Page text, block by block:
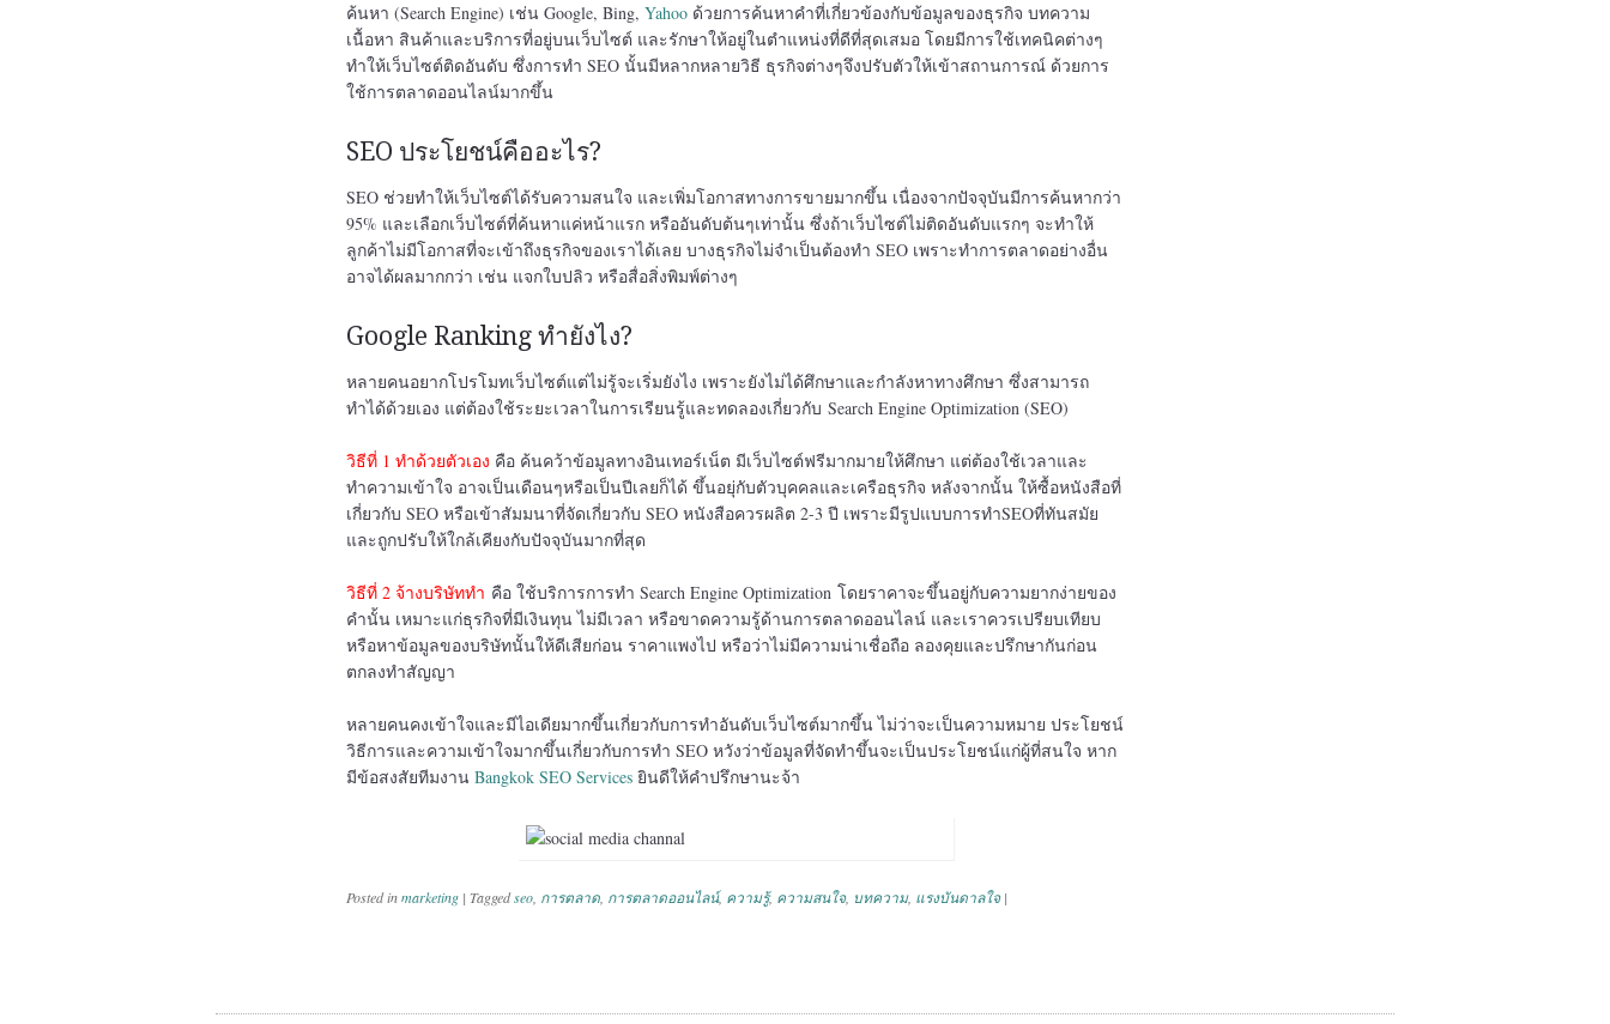
ค้นหา (Search Engine) เช่น Google, Bing, Yahooด้วยการค้นหาคำที่เกี่ยวข้องกับข้อมูลของธุรกิจ บทความ
เนื้อหา สินค้าและบริการที่อยู่บนเว็บไซต์ และรักษาให้อยู่ในตำแหน่งที่ดีที่สุดเสมอ โดยมีการใช้เทคนิคต่างๆ
ทำให้เว็บไซต์ติดอันดับ ซึ่งการทำ SEO นั้นมีหลากหลายวิธี ธุรกิจต่างๆจึงปรับตัวให้เข้าสถานการณ์ ด้วยการ
ใช้การตลาดออนไลน์มากขึ้น
SEO ประโยชน์คืออะไร?
SEO ช่วยทำให้เว็บไซต์ได้รับความสนใจ และเพิ่มโอกาสทางการขายมากขึ้น เนื่องจากปัจจุบันมีการค้นหากว่า
95% และเลือกเว็บไซต์ที่ค้นหาแค่หน้าแรก หรืออันดับต้นๆเท่านั้น ซึ่งถ้าเว็บไซต์ไม่ติดอันดับแรกๆ จะทำให้
ลูกค้าไม่มีโอกาสที่จะเข้าถึงธุรกิจของเราได้เลย บางธุรกิจไม่จำเป็นต้องทำ SEO เพราะทำการตลาดอย่างอื่น
อาจได้ผลมากกว่า เช่น แจกใบปลิว หรือสื่อสิ่งพิมพ์ต่างๆ
Google Ranking ทำยังไง?
หลายคนอยากโปรโมทเว็บไซต์แต่ไม่รู้จะเริ่มยังไง เพราะยังไม่ได้ศึกษาและกำลังหาทางศึกษา ซึ่งสามารถ
ทำได้ด้วยเอง แต่ต้องใช้ระยะเวลาในการเรียนรู้และทดลองเกี่ยวกับ Search Engine Optimization (SEO)
วิธีที่ 1 ทำด้วยตัวเอง คือ ค้นคว้าข้อมูลทางอินเทอร์เน็ต มีเว็บไซต์ฟรีมากมายให้ศึกษา แต่ต้องใช้เวลาและ
ทำความเข้าใจ อาจเป็นเดือนๆหรือเป็นปีเลยก็ได้ ขึ้นอยุ่กับตัวบุคคลและเครือธุรกิจ หลังจากนั้น ให้ซื้อหนังสือที่
เกี่ยวกับ SEO หรือเข้าสัมมนาที่จัดเกี่ยวกับ SEO หนังสือควรผลิต 2-3 ปี เพราะมีรูปแบบการทำSEOที่ทันสมัย
และถูกปรับให้ใกล้เคียงกับปัจจุบันมากที่สุด
วิธีที่ 2 จ้างบริษัททำ คือ ใช้บริการการทำ Search Engine Optimization โดยราคาจะขึ้นอยู่กับความยากง่ายของ
คำนั้น เหมาะแก่ธุรกิจที่มีเงินทุน ไม่มีเวลา หรือขาดความรู้ด้านการตลาดออนไลน์ และเราควรเปรียบเทียบ
หรือหาข้อมูลของบริษัทนั้นให้ดีเสียก่อน ราคาแพงไป หรือว่าไม่มีความน่าเชื่อถือ ลองคุยและปรึกษากันก่อน
ตกลงทำสัญญา
หลายคนคงเข้าใจและมีไอเดียมากขึ้นเกี่ยวกับการทำอันดับเว็บไซต์มากขึ้น ไม่ว่าจะเป็นความหมาย ประโยชน์
วิธีการและความเข้าใจมากขึ้นเกี่ยวกับการทำ SEO หวังว่าข้อมูลที่จัดทำขึ้นจะเป็นประโยชน์แก่ผู้ที่สนใจ หาก
มีข้อสงสัยทีมงาน Bangkok SEO Servicesยินดีให้คำปรึกษานะจ้า
Posted inmarketing | Taggedseo, การตลาด, การตลาดออนไลน์, ความรู้, ความสนใจ, บทความ, แรงบันดาลใจ |